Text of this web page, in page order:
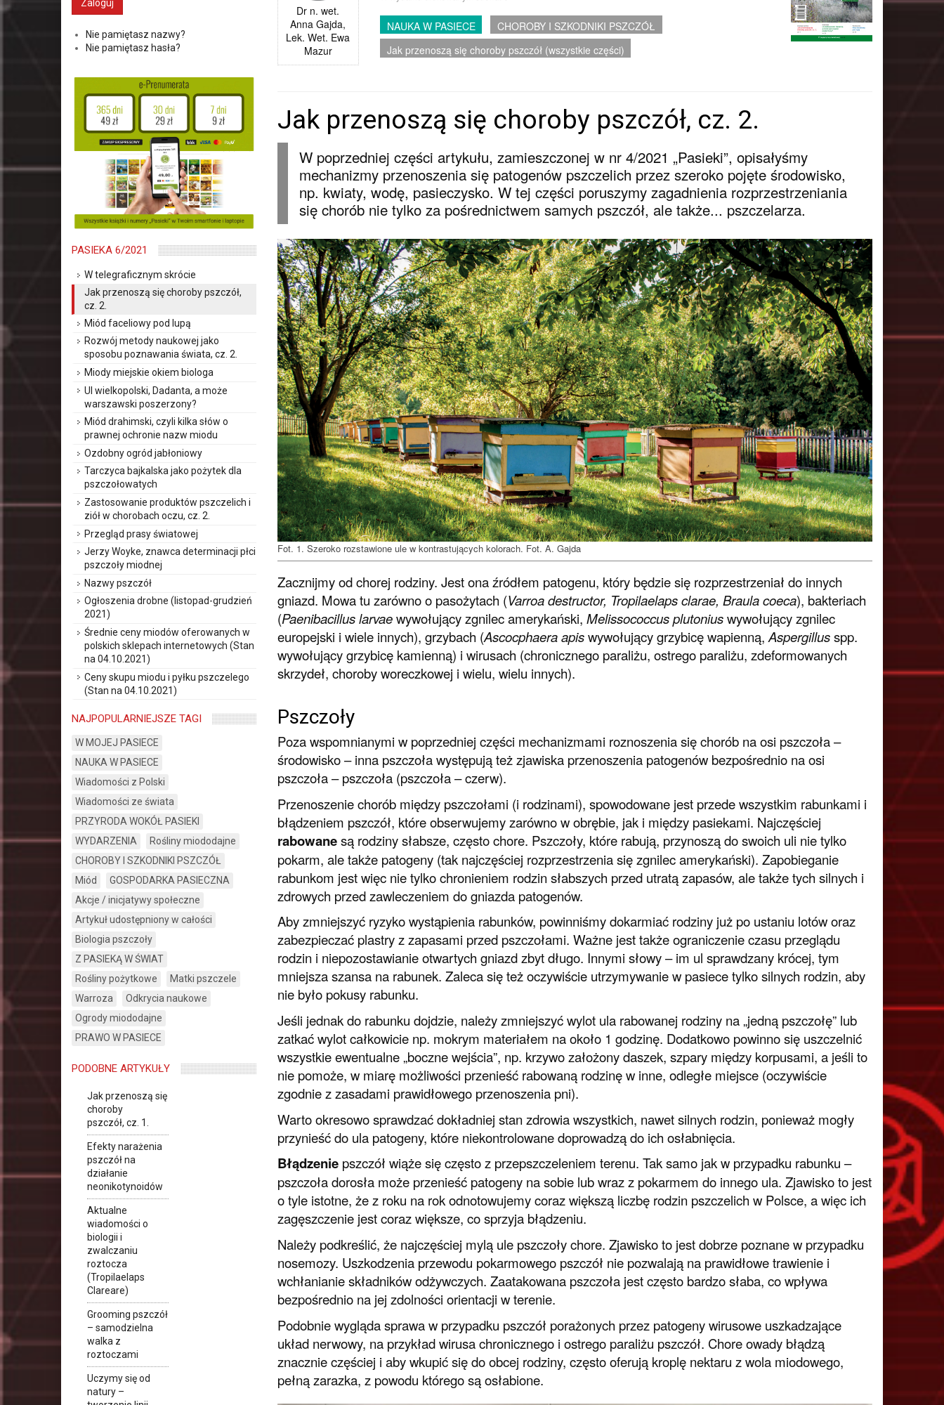
Dr n. wet.
Anna Gajda,
Lek. Wet. Ewa
Mazur
NAUKA W PASIECE
CHOROBY I SZKODNIKI PSZCZÓŁ
Jak przenoszą się choroby pszczół (wszystkie części)
Jak przenoszą się choroby pszczół, cz. 2.
W poprzedniej części artykułu, zamieszczonej w nr 4/2021 „Pasieki”, opisałyśmy
mechanizmy przenoszenia się patogenów pszczelich przez szeroko pojęte środowisko,
np. kwiaty, wodę, pasieczysko. W tej części poruszymy zagadnienia rozprzestrzeniania
się chorób nie tylko za pośrednictwem samych pszczół, ale także... pszczelarza.
Fot. 1. Szeroko rozstawione ule w kontrastujących kolorach. Fot. A. Gajda
Zacznijmy od chorej rodziny. Jest ona źródłem patogenu, który będzie się rozprzestrzeniał do innych
gniazd. Mowa tu zarówno o pasożytach (Varroa destructor, Tropilaelaps clarae, Braula coeca), bakteriach
(Paenibacillus larvaewywołujący zgnilec amerykański, Melissococcus plutoniuswywołujący zgnilec
europejski i wiele innych), grzybach (Ascocphaera apiswywołujący grzybicę wapienną,Aspergillusspp.
wywołujący grzybicę kamienną) i wirusach (chronicznego paraliżu, ostrego paraliżu, zdeformowanych
skrzydeł, choroby woreczkowej i wielu, wielu innych).
Pszczoły
Poza wspomnianymi w poprzedniej części mechanizmami roznoszenia się chorób na osi pszczoła –
środowisko – inna pszczoła występują też zjawiska przenoszenia patogenów bezpośrednio na osi
pszczoła – pszczoła (pszczoła – czerw).
Przenoszenie chorób między pszczołami (i rodzinami), spowodowane jest przede wszystkim rabunkami i
błądzeniem pszczół, które obserwujemy zarówno w obrębie, jak i między pasiekami. Najczęściej
rabowanesą rodziny słabsze, często chore. Pszczoły, które rabują, przynoszą do swoich uli nie tylko
pokarm, ale także patogeny (tak najczęściej rozprzestrzenia się zgnilec amerykański). Zapobieganie
rabunkom jest więc nie tylko chronieniem rodzin słabszych przed utratą zapasów, ale także tych silnych i
zdrowych przed zawleczeniem do gniazda patogenów.
Aby zmniejszyć ryzyko wystąpienia rabunków, powinniśmy dokarmiać rodziny już po ustaniu lotów oraz
zabezpieczać plastry z zapasami przed pszczołami. Ważne jest także ograniczenie czasu przeglądu
rodzin i niepozostawianie otwartych gniazd zbyt długo. Innymi słowy – im ul sprawdzany krócej, tym
mniejsza szansa na rabunek. Zaleca się też oczywiście utrzymywanie w pasiece tylko silnych rodzin, aby
nie było pokusy rabunku.
Jeśli jednak do rabunku dojdzie, należy zmniejszyć wylot ula rabowanej rodziny na „jedną pszczołę” lub
zatkać wylot całkowicie np. mokrym materiałem na około 1 godzinę. Dodatkowo powinno się uszczelnić
wszystkie ewentualne „boczne wejścia”, np. krzywo założony daszek, szpary między korpusami, a jeśli to
nie pomoże, w miarę możliwości przenieść rabowaną rodzinę w inne, odległe miejsce (oczywiście
zgodnie z zasadami prawidłowego przenoszenia pni).
Warto okresowo sprawdzać dokładniej stan zdrowia wszystkich, nawet silnych rodzin, ponieważ mogły
przynieść do ula patogeny, które niekontrolowane doprowadzą do ich osłabnięcia.
Błądzeniepszczół wiąże się często z przepszczeleniem terenu. Tak samo jak w przypadku rabunku –
pszczoła dorosła może przenieść patogeny na sobie lub wraz z pokarmem do innego ula. Zjawisko to jest
o tyle istotne, że z roku na rok odnotowujemy coraz większą liczbę rodzin pszczelich w Polsce, a więc ich
zagęszczenie jest coraz większe, co sprzyja błądzeniu.
Należy podkreślić, że najczęściej mylą ule pszczoły chore. Zjawisko to jest dobrze poznane w przypadku
nosemozy. Uszkodzenia przewodu pokarmowego pszczół nie pozwalają na prawidłowe trawienie i
wchłanianie składników odżywczych. Zaatakowana pszczoła jest często bardzo słaba, co wpływa
bezpośrednio na jej zdolności orientacji w terenie.
Podobnie wygląda sprawa w przypadku pszczół porażonych przez patogeny wirusowe uszkadzające
układ nerwowy, na przykład wirusa chronicznego i ostrego paraliżu pszczół. Chore owady błądzą
znacznie częściej i aby wkupić się do obcej rodziny, często oferują kroplę nektaru z wola miodowego,
pełną zarazka, z powodu którego są osłabione.
Nie pamiętasz nazwy?
Nie pamiętasz hasła?
PASIEKA 6/2021
W telegraficznym skrócie
Jak przenoszą się choroby pszczół,
cz. 2.
Miód faceliowy pod lupą
Rozwój metody naukowej jako
sposobu poznawania świata, cz. 2.
Miody miejskie okiem biologa
Ul wielkopolski, Dadanta, a może
warszawski poszerzony?
Miód drahimski, czyli kilka słów o
prawnej ochronie nazw miodu
Ozdobny ogród jabłoniowy
Tarczyca bajkalska jako pożytek dla
pszczołowatych
Zastosowanie produktów pszczelich i
ziół w chorobach oczu, cz. 2.
Przegląd prasy światowej
Jerzy Woyke, znawca determinacji płci
pszczoły miodnej
Nazwy pszczół
Ogłoszenia drobne (listopad-grudzień
2021)
Średnie ceny miodów oferowanych w
polskich sklepach internetowych (Stan
na 04.10.2021)
Ceny skupu miodu i pyłku pszczelego
(Stan na 04.10.2021)
NAJPOPULARNIEJSZE TAGI
W MOJEJ PASIECE
NAUKA W PASIECE
Wiadomości z Polski
Wiadomości ze świata
PRZYRODA WOKÓŁ PASIEKI
WYDARZENIA
Rośliny miododajne
CHOROBY I SZKODNIKI PSZCZÓŁ
Miód
GOSPODARKA PASIECZNA
Akcje / inicjatywy społeczne
Artykuł udostępniony w całości
Biologia pszczoły
Z PASIEKĄ W ŚWIAT
Rośliny pożytkowe
Matki pszczele
Warroza
Odkrycia naukowe
Ogrody miododajne
PRAWO W PASIECE
PODOBNE ARTYKUŁY
Jak przenoszą się
choroby
pszczół, cz. 1.
Efekty narażenia
pszczół na
działanie
neonikotynoidów
Aktualne
wiadomości o
biologii i
zwalczaniu
roztocza
(Tropilaelaps
Clareare)
Grooming pszczół
– samodzielna
walka z
roztoczami
Uczymy się od
natury –